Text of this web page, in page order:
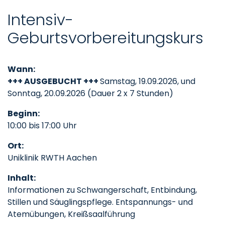
Intensiv-
Geburtsvorbereitungskurs
Wann:
+++ AUSGEBUCHT +++Samstag, 19.09.2026, und
Sonntag, 20.09.2026 (Dauer 2 x 7 Stunden)
Beginn:
10:00 bis 17:00 Uhr
Ort:
Uniklinik RWTH Aachen
Inhalt:
Informationen zu Schwangerschaft, Entbindung,
Stillen und Säuglingspflege. Entspannungs- und
Atemübungen, Kreißsaalführung